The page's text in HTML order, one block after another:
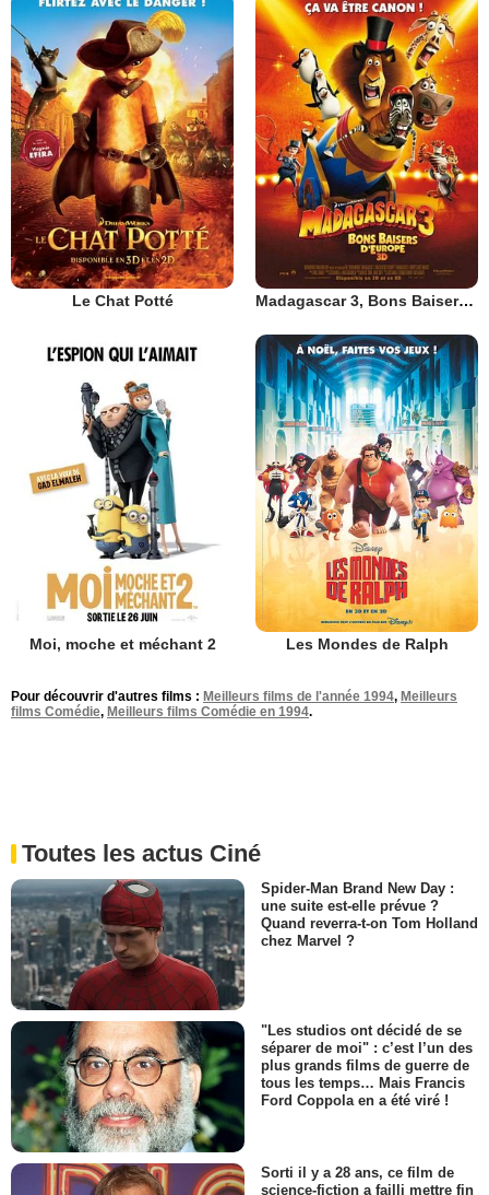
Le Chat Potté Madagascar 3, Bons Baisers D’Europe
Moi, moche et méchant 2 Les Mondes de Ralph
Pour découvrir d'autres films : Meilleurs films de l'année 1994, Meilleurs
films Comédie, Meilleurs films Comédie en 1994.
Toutes les actus Ciné
Spider-Man Brand New Day :
une suite est-elle prévue ?
Quand reverra-t-on Tom Holland
chez Marvel ?
"Les studios ont décidé de se
séparer de moi" : c’est l’un des
plus grands films de guerre de
tous les temps… Mais Francis
Ford Coppola en a été viré !
Sorti il y a 28 ans, ce film de
science-fiction a failli mettre fin